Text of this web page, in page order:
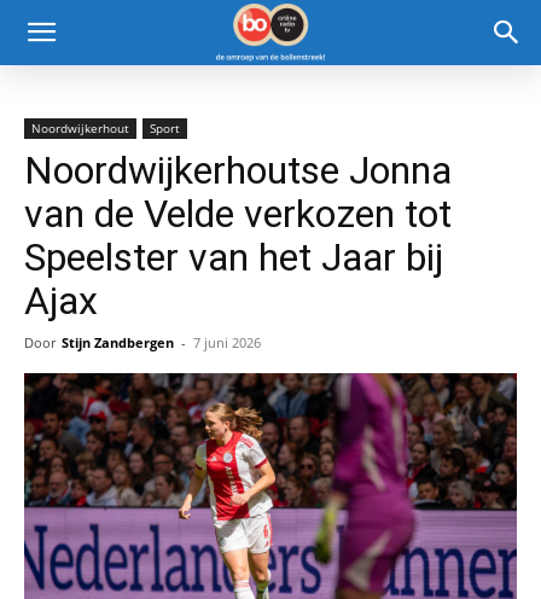
Noordwijkerhout Sport
Noordwijkerhoutse Jonna
van de Velde verkozen tot
Speelster van het Jaar bij
Ajax
Door Stijn Zandbergen - 7 juni 2026